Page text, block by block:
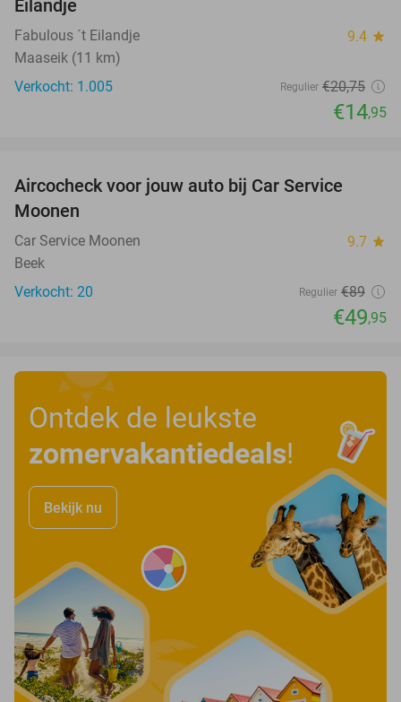
Eilandje
Fabulous ´t Eilandje 9.4 star
Maaseik (11 km)
Verkocht: 1.005
Regulier €20,75
€14,95
Aircocheck voor jouw auto bij Car Service
Moonen
Car Service Moonen 9.7 star
Beek
Verkocht: 20
Regulier €89
€49,95
Ontdek de leukste
zomervakantiedeals!
Bekijk nu